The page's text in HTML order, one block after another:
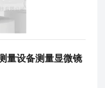
量设备测量显微镜